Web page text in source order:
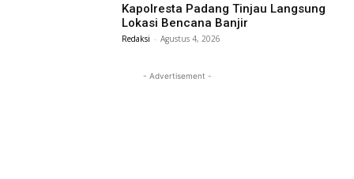
Kapolresta Padang Tinjau Langsung
Lokasi Bencana Banjir
Redaksi - Agustus 4, 2026
- Advertisement -